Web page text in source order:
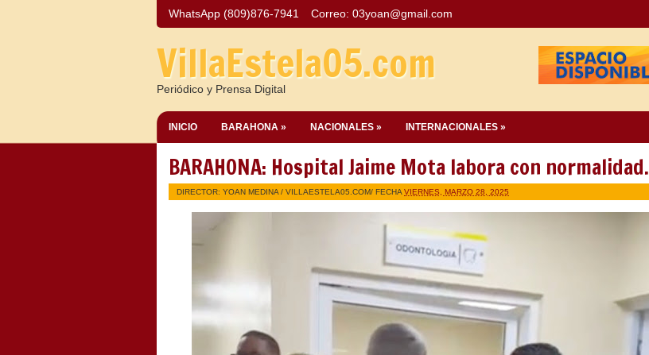
WhatsApp (809)876-7941 Correo: 03yoan@gmail.com
VillaEstela05.com
Periódico y Prensa Digital
INICIO BARAHONA » NACIONALES » INTERNACIONALES »
BARAHONA: Hospital Jaime Mota labora con normalidad.
DIRECTOR: YOAN MEDINA / VILLAESTELA05.COM/ FECHA VIERNES, MARZO 28, 2025